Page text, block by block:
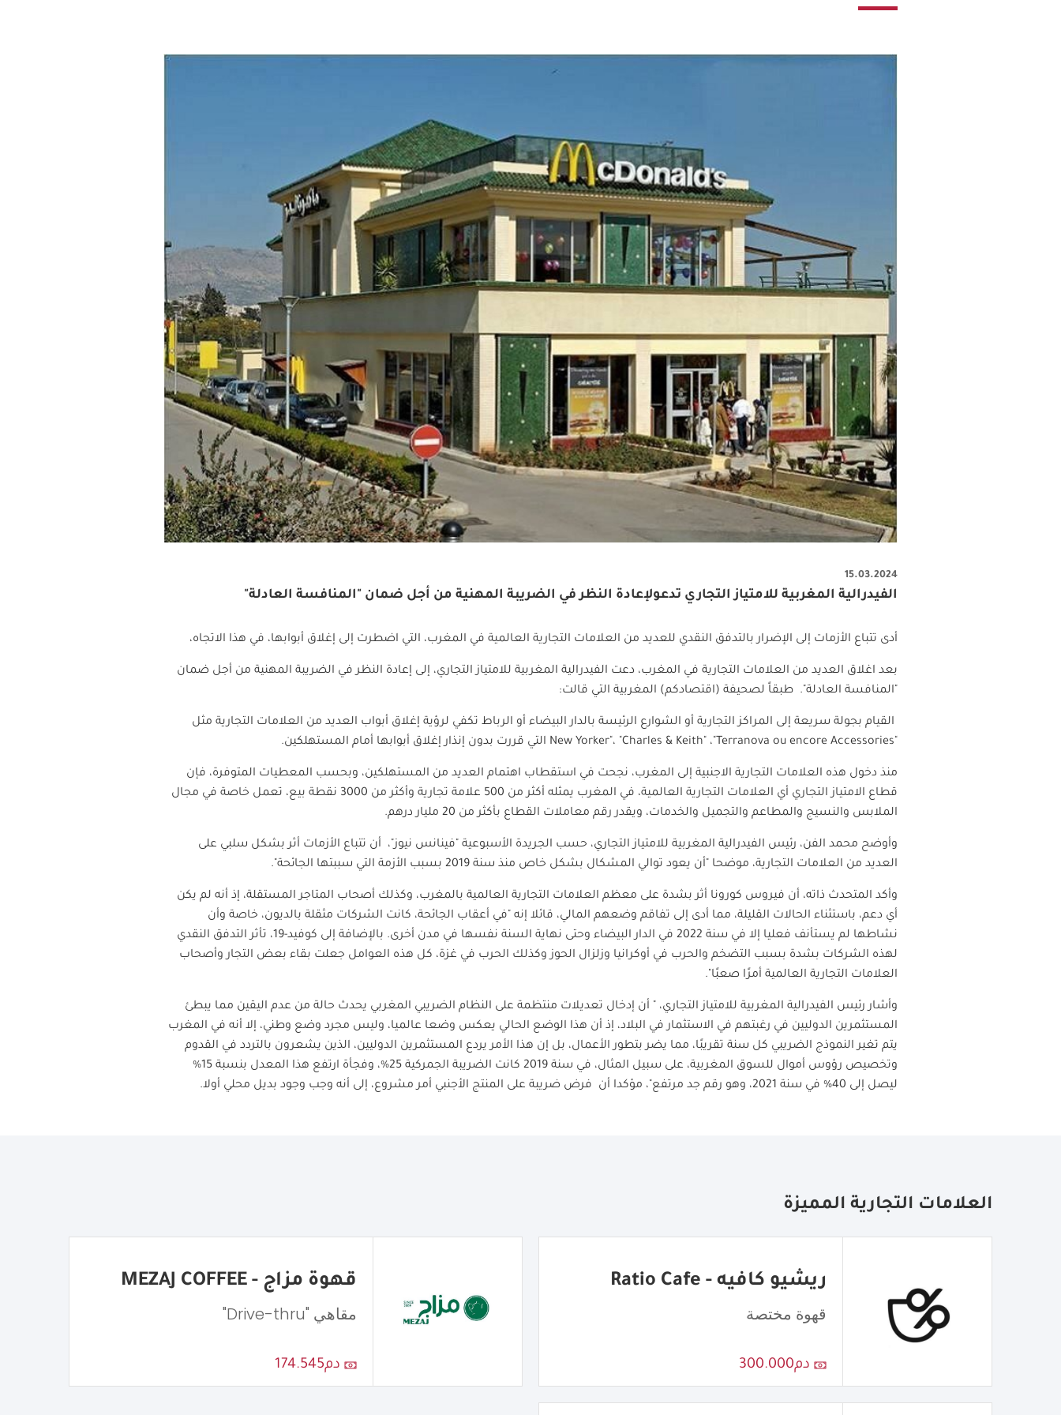
15.03.2024
الفيدرالية المغربية للامتياز التجاري تدعولإعادة النظر في الضريبة المهنية من أجل ضمان "المنافسة العادلة"
أدى تتباع الأزمات إلى الإضرار بالتدفق النقدي للعديد من العلامات التجارية العالمية في المغرب، التي اضطرت إلى إغلاق أبوابها، في هذا الاتجاه،
بعد اغلاق العديد من العلامات التجارية في المغرب، دعت الفيدرالية المغربية للامتياز التجاري، إلى إعادة النظر في الضريبة المهنية من أجل ضمان
"المنافسة العادلة ". طبقاً لصحيفة (اقتصادكم) المغربية التي قالت:
القيام بجولة سريعة إلى المراكز التجارية أو الشوارع الرئيسة بالدار البيضاء أو الرباط تكفي لرؤية إغلاق أبواب العديد من العلامات التجارية مثل
، "Charles & Keith" ، "Terranova ou encore Accessories التي قررت بدون إنذار إغلاق أبوابها أمام المستهلكين.
منذ دخول هذه العلامات التجارية الاجنبية إلى المغرب، نجحت في استقطاب اهتمام العديد من المستهلكين، وبحسب المعطيات المتوفرة، فإن
قطاع الامتياز التجاري أي العلامات التجارية العالمية، في المغرب يمثله أكثر من 500 علامة تجارية وأكثر من 3000 نقطة بيع، تعمل خاصة في مجال
الملابس والنسيج والمطاعم والتجميل والخدمات، ويقدر رقم معاملات القطاع بأكثر من 20 مليار درهم
.
وأوضح محمد الفن، رئيس الفيدرالية المغربية للامتياز التجاري، حسب الجريدة الأسبوعية "فينانس نيوز"، أن تتباع الأزمات أثر بشكل سلبي على
العديد من العلامات التجارية، موضحا "أن يعود توالي المشكال بشكل خاص منذ سنة 2019 بسبب الأزمة التي سببتها الجائحة
".
وأكد المتحدث ذاته، أن فيروس كورونا أثر بشدة على معظم العلامات التجارية العالمية بالمغرب، وكذلك أصحاب المتاجر المستقلة، إذ أنه لم يكن
أي دعم، باستثناء الحالات القليلة، مما أدى إلى تفاقم وضعهم المالي، قائلا إنه "في أعقاب الجائحة، كانت الشركات مثقلة بالديون، خاصة وأن
نشاطها لم يستأنف فعليا إلا في سنة 2022 في الدار البيضاء وحتى نهاية السنة نفسها في مدن أخرى. بالإضافة إلى كوفيد-19، تأثر التدفق النقدي
لهذه الشركات بشدة بسبب التضخم والحرب في أوكرانيا وزلزال الحوز وكذلك الحرب في غزة، كل هذه العوامل جعلت بقاء بعض التجار وأصحاب
العلامات التجارية العالمية أمرًا صعبًا ".
وأشار رئيس الفيدرالية المغربية للامتياز التجاري، " أن إدخال تعديلات منتظمة على النظام الضريبي المغربي يحدث حالة من عدم اليقين مما يبطئ
المستثمرين الدوليين في رغبتهم في الاستثمار في البلاد، إذ أن هذا الوضع الحالي يعكس وضعا عالميا، وليس مجرد وضع وطني، إلا أنه في المغرب
يتم تغير النموذج الضريبي كل سنة تقريبًا، مما يضر بتطور الأعمال، بل إن هذا الأمر يردع المستثمرين الدوليين، الذين يشعرون بالتردد في القدوم
وتخصيص رؤوس أموال للسوق المغربية، على سبيل المثال، في سنة 2019 كانت الضريبة الجمركية 25%، وفجأة ارتفع هذا المعدل بنسبة 15%
ليصل إلى 40% في سنة 2021، وهو رقم جد مرتفع"، مؤكدا أن فرض ضريبة على المنتج الأجنبي أمر مشروع، إلى أنه وجب وجود بديل محلي أولا
.
العلامات التجارية المميزة
ريشيو كافيه - Ratio Cafe
قهوة مختصة
دم300.000
قهوة مزاج - MEZAJ COFFEE
مقاهي "Drive-thru"
دم174.545